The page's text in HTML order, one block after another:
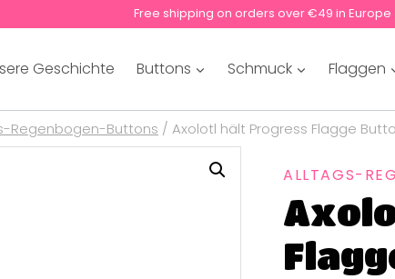
Free shipping on orders over €49 in Europe
Geschichte Buttons Schmuck Flaggen
Regenbogen-Buttons / Axolotl hält Progress Flagge
ALLTAGS-